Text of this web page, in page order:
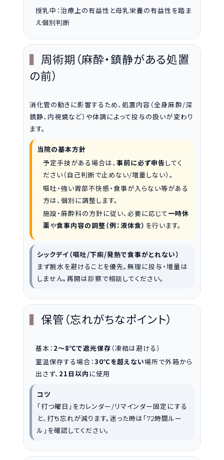
授乳中：治療上の有益性と母乳栄養の有益性を踏ま
え個別判断
周術期（麻酔・鎮静がある処置
の前）
消化管の動きに影響するため、処置内容（全身麻酔/深
鎮静、内視鏡など）や体調によって投与の扱いが変わり
ます。
当院の基本方針
予定手技がある場合は、事前に必ず申告してく
ださい（自己判断で止めない/増量しない）。
嘔吐・強い胃部不快感・食事が入らない等がある
方は、個別に調整します。
施設・麻酔科の方針に従い、必要に応じて一時休
薬や食事内容の調整（例：液体食） を行います。
シックデイ（嘔吐/下痢/発熱で食事がとれない）
まず脱水を避けることを優先。無理に投与・増量は
しません。再開は診察で相談してください。
保管（忘れがちなポイント）
基本： 2〜8℃で遮光保存 （凍結は避ける）
室温保存する場合：30℃を超えない場所で外箱から
出さず、 21日以内 に使用
コツ
「打つ曜日」をカレンダー/リマインダー固定にする
と、打ち忘れが減ります。迷った時は「72時間ルー
ル」を確認してください。